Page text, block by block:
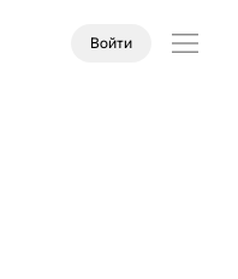
Войти